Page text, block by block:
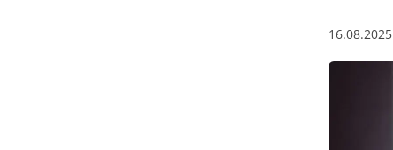
16.08.2025